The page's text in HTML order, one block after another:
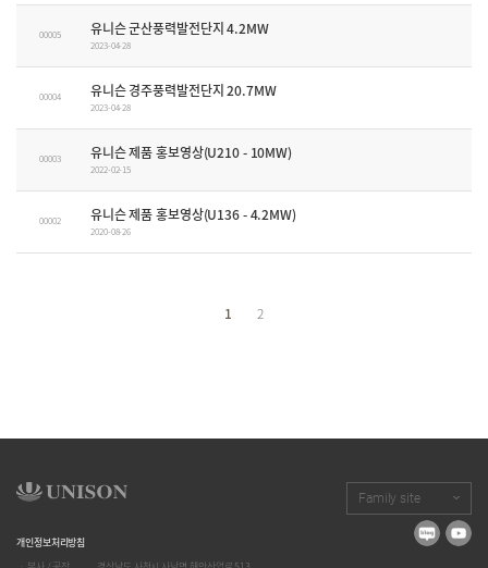
00005 유니슨 군산풍력발전단지 4.2MW
2023-04-28
00004 유니슨 경주풍력발전단지 20.7MW
2023-04-28
00003 유니슨 제품 홍보영상(U210 - 10MW)
2022-02-15
00002 유니슨 제품 홍보영상(U136 - 4.2MW)
2020-08-26
1 2
개인정보처리방침
Family site